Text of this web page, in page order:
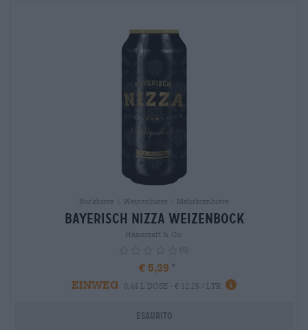
Bockbiere | Weizenbiere | Mehrkornbiere
Bayerisch Nizza Weizenbock
Hanscraft & Co.
(0)
€ 5,39
EINWEG
0,44 L DOSE - € 12,25 / LTR info
Esaurito